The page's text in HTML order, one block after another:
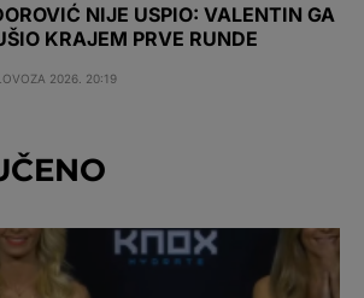
NIJE USPIO: VALENTIN GA
KRAJEM PRVE RUNDE
2026. 20:19